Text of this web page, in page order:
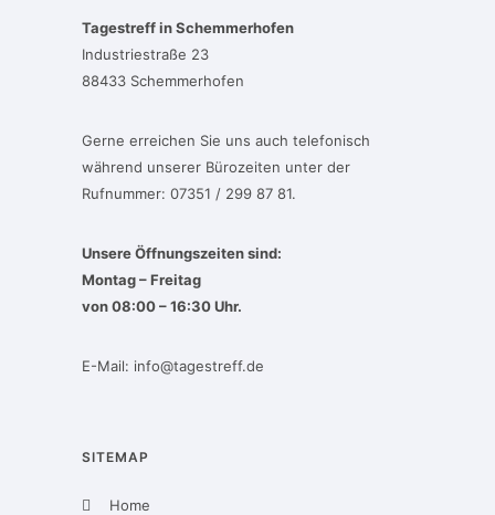
Tagestreff in Schemmerhofen
Industriestraße 23
88433 Schemmerhofen
Gerne erreichen Sie uns auch telefonisch
während unserer Bürozeiten unter der
Rufnummer: 07351 / 299 87 81.
Unsere Öffnungszeiten sind:
Montag – Freitag
von 08:00 – 16:30 Uhr.
E-Mail: info@tagestreff.de
SITEMAP
Home